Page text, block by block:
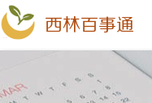
西林百事通